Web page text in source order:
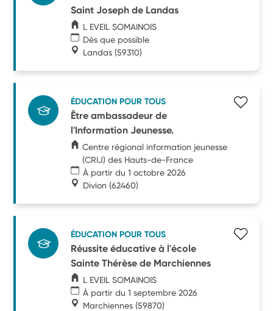
Saint Joseph de Landas
L EVEIL SOMAINOIS
Dès que possible
Landas (59310)
ÉDUCATION POUR TOUS
Être ambassadeur de
l'Information Jeunesse.
Centre régional information jeunesse
(CRIJ) des Hauts-de-France
À partir du 1 octobre 2026
Divion (62460)
ÉDUCATION POUR TOUS
Réussite éducative à l'école
Sainte Thérèse de Marchiennes
L EVEIL SOMAINOIS
À partir du 1 septembre 2026
Marchiennes (59870)